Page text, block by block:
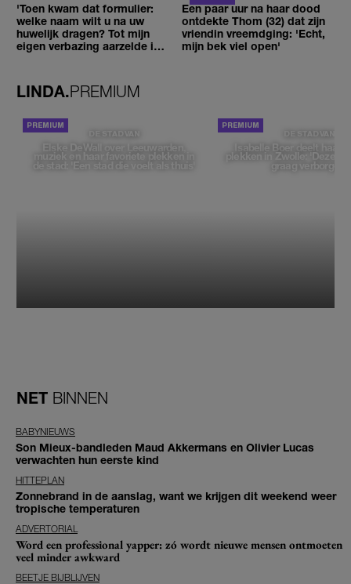
'Toen kwam dat formulier:
welke naam wilt u na uw
huwelijk dragen? Tot mijn
eigen verbazing aarzelde ik
Een paar uur na haar dood
ontdekte Thom (32) dat zijn
vriendin vreemdging: 'Echt,
mijn bek viel open'
LINDA.PREMIUM
DE STAD VAN
Elske DeWall over Leeuwarden,
muziek en haar favoriete plekken in
de stad: 'Een stad die voelt als thuis'
DE STAD VAN
Isabelle Boer deelt haar
plekken in Zwolle: 'Deze
graag verborgen'
NET BINNEN
BABYNIEUWS
Son Mieux-bandleden Maud Akkermans en Olivier Lucas
verwachten hun eerste kind
HITTEPLAN
Zonnebrand in de aanslag, want we krijgen dit weekend weer
tropische temperaturen
ADVERTORIAL
Word een professional yapper: zó wordt nieuwe mensen ontmoeten
veel minder awkward
BEETJE BIJBLIJVEN